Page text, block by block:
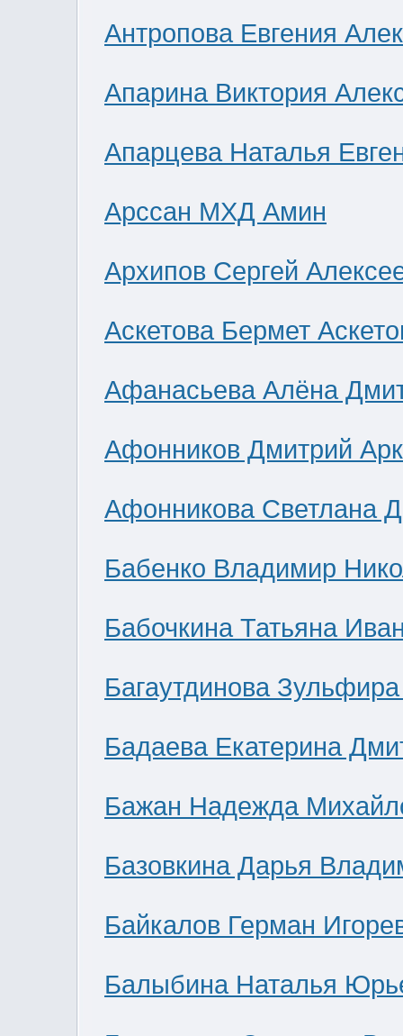
Антропова Евгения
Апарина Виктория
Апарцева Наталья
Арссан МХД Амин
Архипов Сергей
Аскетова Бермет
Афанасьева Алёна
Афонников Дмитрий
Афонникова Светлана
Бабенко Владимир
Бабочкина Татьяна
Багаутдинова
Бадаева Екатерина
Бажан Надежда
Базовкина Дарья
Байкалов Герман
Балыбина Наталья